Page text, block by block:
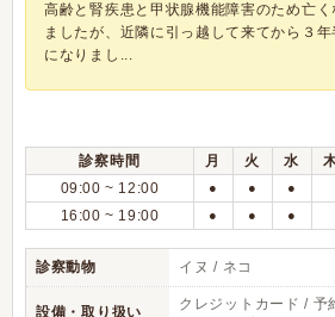
高齢と腎疾患と甲状腺機能障害のため亡
ましたが、近隣に引っ越して来てから３
になりまし...
診察時間 月 火 水
09:00 ~ 12:00
● ● ●
16:00 ~ 19:00 ● ● ●
診察動物 イヌ / ネコ
設備・取り扱い
クレジットカード /